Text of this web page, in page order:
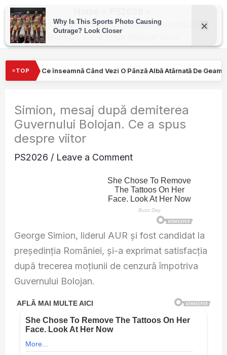
Skip
content
Simion, mesaj după demiterea Guvernului
Bolojan. Ce a spus despre viitor
TOP
Vezi O Pânză Albă Atârnată De Geamul Unei Mașini. Semnalul…
Simion, mesaj după demiterea
Guvernului Bolojan. Ce a spus
despre viitor
PS2026 / Leave a Comment
George Simion, liderul AUR și fost candidat la
președinția României, și-a exprimat satisfacția
după trecerea moțiunii de cenzură împotriva
Guvernului Bolojan.